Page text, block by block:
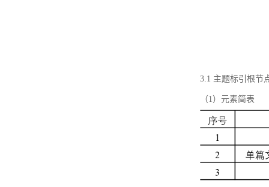
3.1 主题标引根节
（1）元素简表